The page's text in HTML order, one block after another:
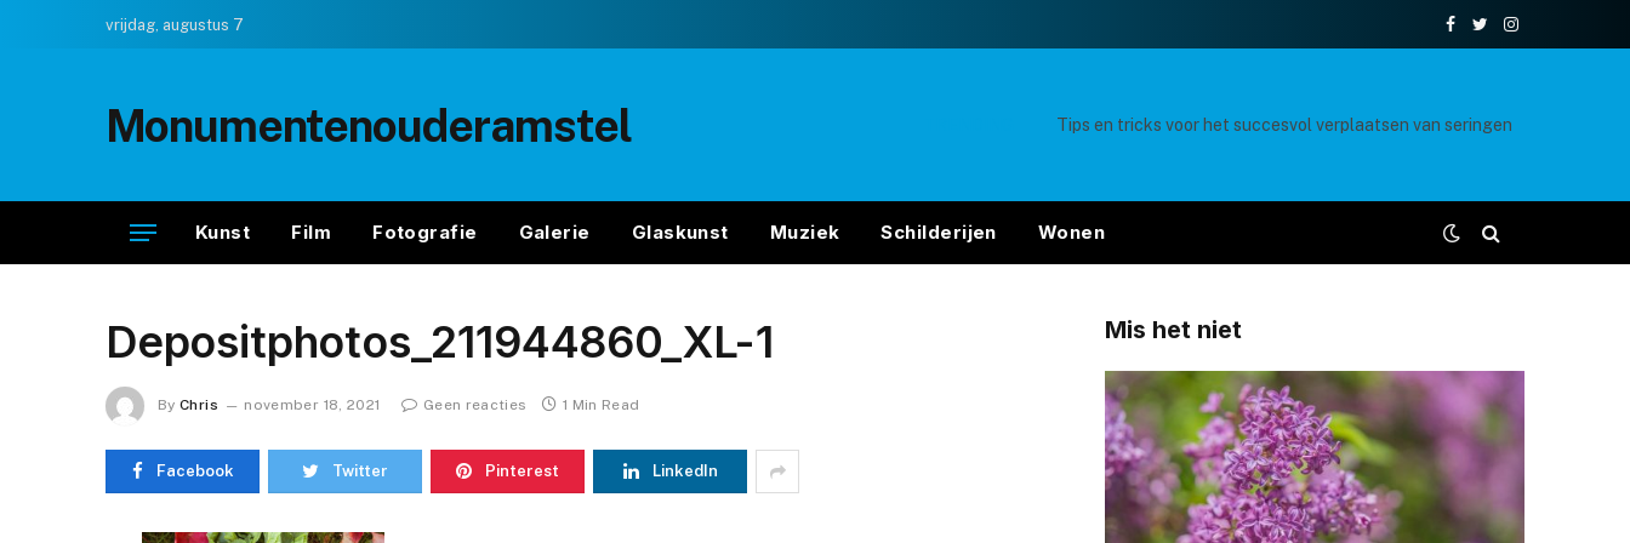
vrijdag, augustus 7
Facebook
TwitterInstagram
Monumentenouderamstel Tips en tricks voor het succesvol verplaatsen van seringen
Kunst Film Fotografie Galerie Glaskunst Muziek Schilderijen Wonen
Depositphotos_211944860_XL-1
By Chris november 18, 2021 Geen reacties 1 Min Read
Facebook Twitter Pinterest LinkedIn
Mis het niet